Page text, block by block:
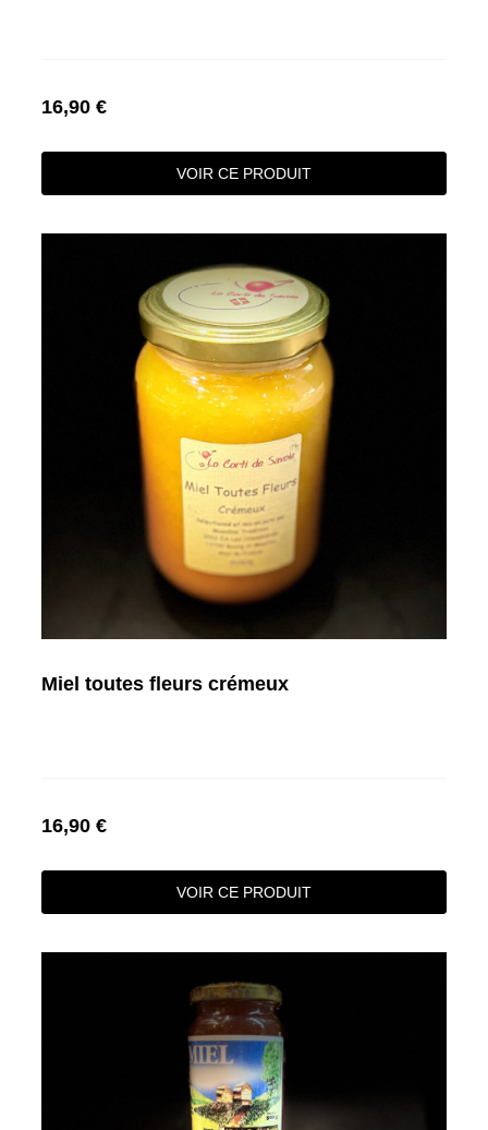
16,90 €
VOIR CE PRODUIT
Miel toutes fleurs crémeux
16,90 €
VOIR CE PRODUIT